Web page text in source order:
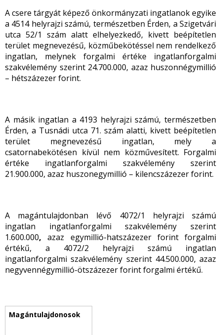
A csere tárgyát képező önkormányzati ingatlanok egyike
a 4514 helyrajzi számú, természetben Érden, a Szigetvári
utca 52/1 szám alatt elhelyezkedő, kivett beépítetlen
terület megnevezésű, közműbekötéssel nem rendelkező
ingatlan, melynek forgalmi értéke ingatlanforgalmi
szakvélemény szerint 24.700.000, azaz huszonnégymillió
– hétszázezer forint.
A másik ingatlan a 4193 helyrajzi számú, természetben
Érden, a Tusnádi utca 71. szám alatti, kivett beépítetlen
terület megnevezésű ingatlan, mely a
csatornabekötésen kívül nem közművesített. Forgalmi
értéke ingatlanforgalmi szakvélemény szerint
21.900.000, azaz huszonegymillió – kilencszázezer forint.
A magántulajdonban lévő 4072/1 helyrajzi számú
ingatlan ingatlanforgalmi szakvélemény szerint
1.600.000, azaz egymillió-hatszázezer forint forgalmi
értékű, a 4072/2 helyrajzi számú ingatlan
ingatlanforgalmi szakvélemény szerint 44.500.000, azaz
negyvennégymillió-ötszázezer forint forgalmi értékű.